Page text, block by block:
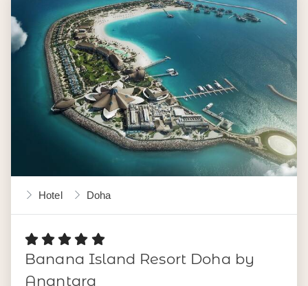
Hotel Doha
Banana Island Resort Doha by
Anantara